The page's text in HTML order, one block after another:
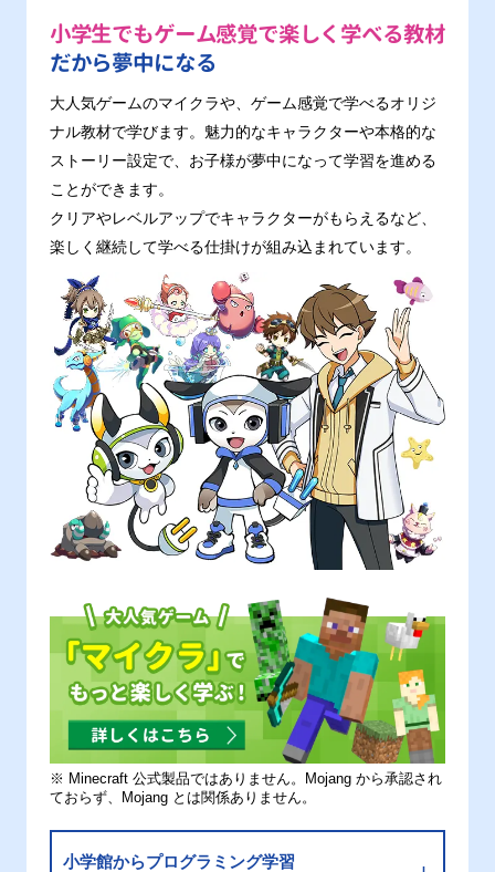
小学生でもゲーム感覚で楽しく学べる教材
だから夢中になる
大人気ゲームのマイクラや、ゲーム感覚で学べるオリジ
ナル教材で学びます。魅力的なキャラクターや本格的な
ストーリー設定で、お子様が夢中になって学習を進める
ことができます。
クリアやレベルアップでキャラクターがもらえるなど、
楽しく継続して学べる仕掛けが組み込まれています。
※ Minecraft 公式製品ではありません。Mojang から承認され
ておらず、Mojang とは関係ありません。
小学館からプログラミング学習